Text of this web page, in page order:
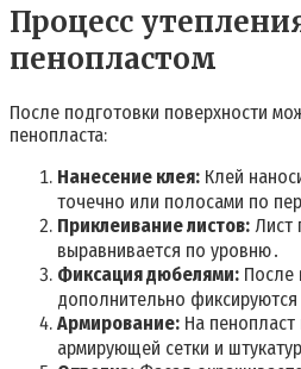
Процесс
пенопластом
После подготовки поверхности
пенопласта:
Нанесение клея: Клей
точечно или полосами по
Приклеивание листов: Лист
выравнивается по уровню․
Фиксация дюбелями: После
дополнительно
Армирование: На пенопласт
армирующей сетки и